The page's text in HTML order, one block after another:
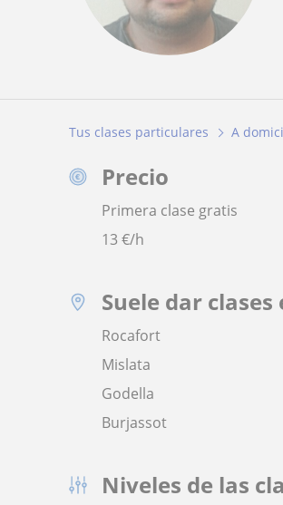
Tus clases particulares A
Precio
Primera clase gratis
13 €/h
Suele dar clases
Rocafort
Mislata
Godella
Burjassot
Niveles de las